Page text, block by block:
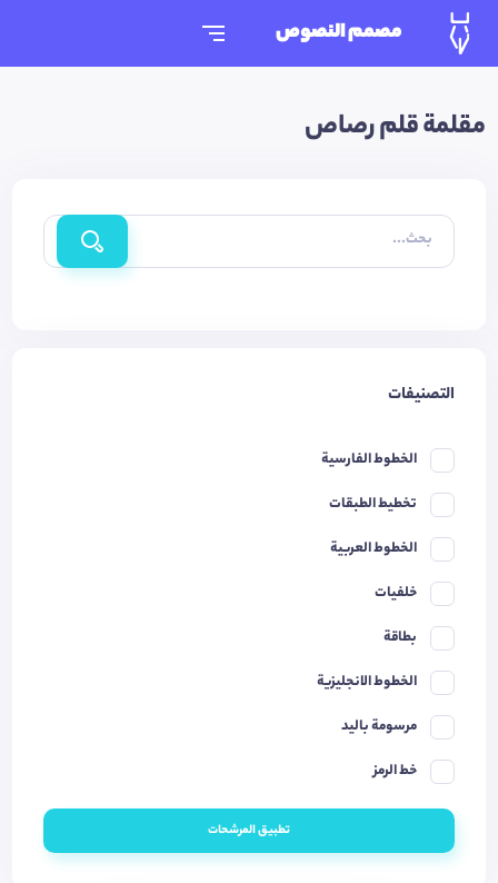
مصمم النصوص
مقلمة قلم رصاص
بحث...
التصنيفات
الخطوط الفارسية
تخطيط الطبقات
الخطوط العربية
خلفيات
بطاقة
الخطوط الانجليزية
مرسومة باليد
خط الرمز
تطبيق المرشحات